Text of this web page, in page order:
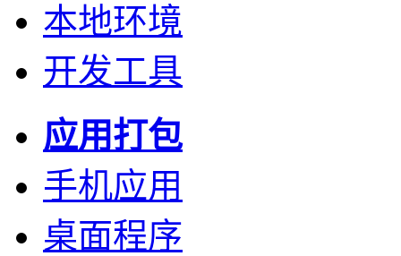
本地环境
开发工具
应用打包
手机应用
桌面程序